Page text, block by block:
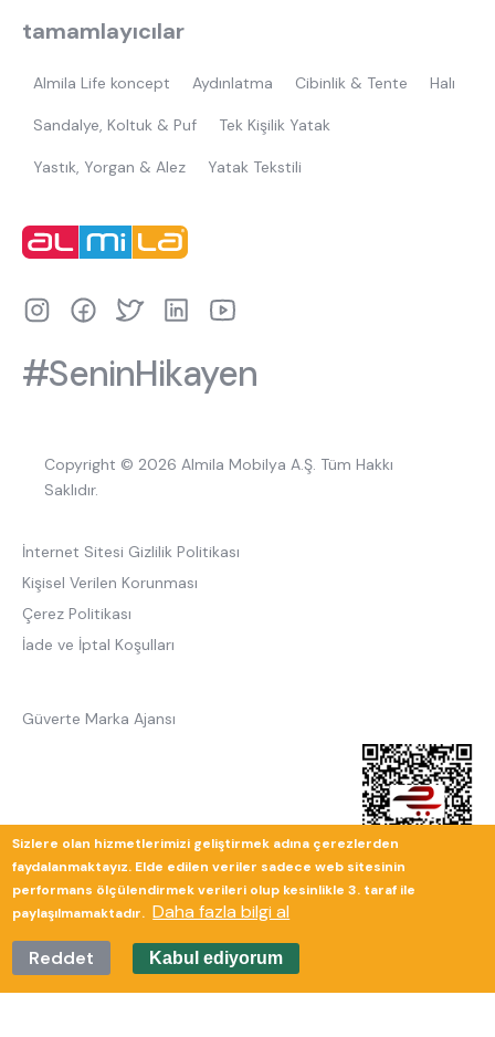
tamamlayıcılar
Almila Life koncept Aydınlatma Cibinlik & Tente Halı
Sandalye, Koltuk & Puf Tek Kişilik Yatak
Yastık, Yorgan & Alez Yatak Tekstili
#SeninHikayen
Copyright © 2026 Almila Mobilya A.Ş. Tüm Hakkı
Saklıdır.
İnternet Sitesi Gizlilik Politikası
Kişisel Verilen Korunması
Çerez Politikası
İade ve İptal Koşulları
Güverte Marka Ajansı
Sizlere olan hizmetlerimizi geliştirmek adına çerezlerden
faydalanmaktayız. Elde edilen veriler sadece web sitesinin
performans ölçülendirmek verileri olup kesinlikle 3. taraf ile
paylaşılmamaktadır. Daha fazla bilgi al
Reddet
Kabul ediyorum